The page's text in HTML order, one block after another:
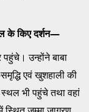
के किए दर्शन—
पहुंचे। उन्होंने बाबा
एवं खुशहाली की
स्थल भी पहुंचे तथा वहां